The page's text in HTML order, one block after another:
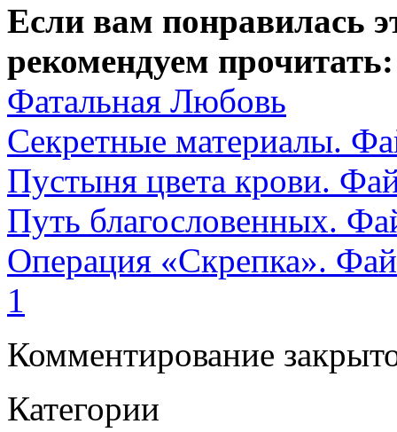
Если вам понравилась
рекомендуем прочитать:
Фатальная Любовь
Секретные материалы.
Пустыня цвета крови.
Путь благословенных.
Операция «Скрепка».
1
Комментирование
Категории